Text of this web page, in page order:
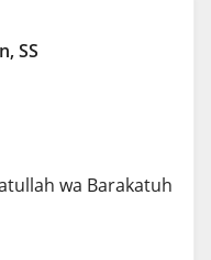
SS
wa Barakatuh